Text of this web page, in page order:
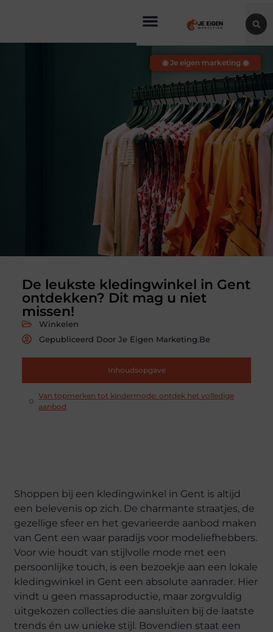
De leukste kledingwinkel in Gent
ontdekken? Dit mag u niet
missen!
Winkelen
Gepubliceerd Door Je Eigen Marketing.be
Inhoudsopgave
Van topmerken tot kindermode: ontdek het volledige
aanbod
◉ Je eigen marketing ◉
Shoppen bij een kledingwinkel in Gent is altijd
een belevenis op zich. De charmante straatjes, de
gezellige sfeer en het gevarieerde aanbod maken
van Gent een waar paradijs voor modeliefhebbers.
Voor wie houdt van stijlvolle mode met een
persoonlijke touch, is een bezoekje aan een lokale
kledingwinkel in Gent een absolute aanrader. Hier
vindt u geen massaproductie, maar zorgvuldig
uitgekozen collecties die aansluiten bij de laatste
trends én uw unieke stijl. Bovendien staat een